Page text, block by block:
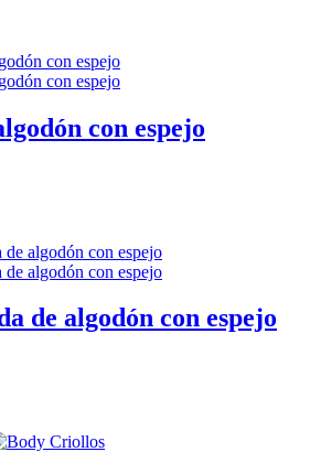
con espejo
de algodón con espejo